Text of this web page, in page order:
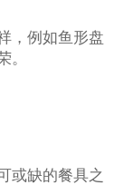
，例如鱼形盘
。
或缺的餐具之